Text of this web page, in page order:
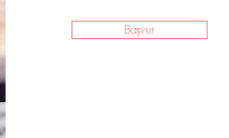
Başvur